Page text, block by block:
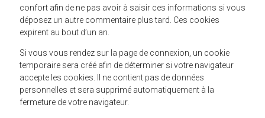
confort afin de ne pas avoir à saisir ces informations si vous
déposez un autre commentaire plus tard. Ces cookies
expirent au bout d’un an.
Si vous vous rendez sur la page de connexion, un cookie
temporaire sera créé afin de déterminer si votre navigateur
accepte les cookies. Il ne contient pas de données
personnelles et sera supprimé automatiquement à la
fermeture de votre navigateur.